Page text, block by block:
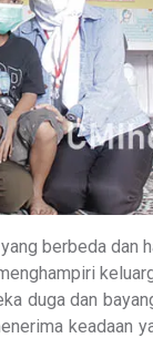
berbeda dan
duga dan
keadaan